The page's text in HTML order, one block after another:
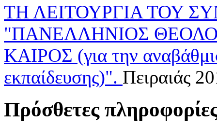
ΤΗ ΛΕΙΤΟΥΡΓΙΑ ΤΟΥ
"ΠΑΝΕΛΛΗΝΙΟΣ
ΚΑΙΡΟΣ (για την
εκπαίδευσης)". Πειραιάς
Πρόσθετες